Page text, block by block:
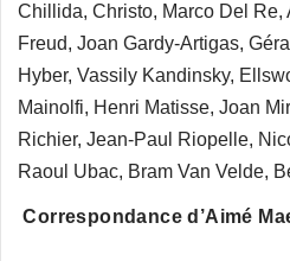
Chillida, Christo, Marco Del Re,
Freud, Joan Gardy-Artigas,
Hyber, Vassily Kandinsky,
Mainolfi, Henri Matisse, Joan
Richier, Jean-Paul Riopelle,
Raoul Ubac, Bram Van Velde,
Correspondance d’Aimé